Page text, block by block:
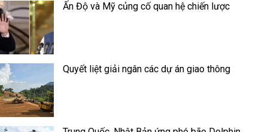
Ấn Độ và Mỹ củng cố quan hệ chiến lược
Quyết liệt giải ngân các dự án giao thông